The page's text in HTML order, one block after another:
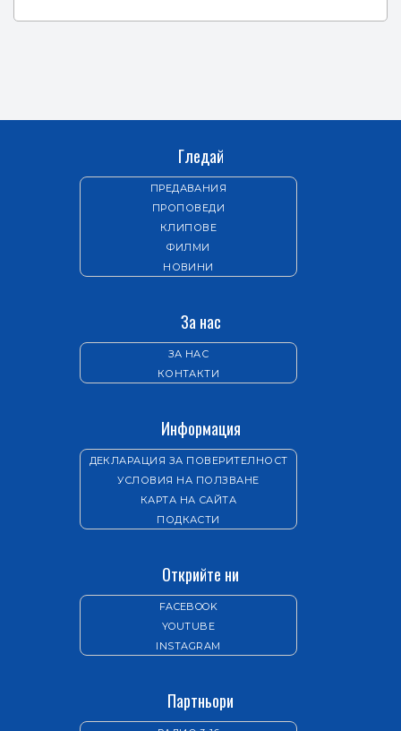
Гледай
ПРЕДАВАНИЯ
ПРОПОВЕДИ
КЛИПОВЕ
ФИЛМИ
НОВИНИ
За нас
ЗА НАС
КОНТАКТИ
Информация
ДЕКЛАРАЦИЯ ЗА ПОВЕРИТЕЛНОСТ
УСЛОВИЯ НА ПОЛЗВАНЕ
КАРТА НА САЙТА
ПОДКАСТИ
Открийте ни
FACEBOOK
YOUTUBE
INSTAGRAM
Партньори